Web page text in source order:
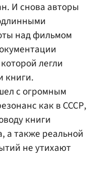
И снова авторы
над фильмом
легли
книги.
с огромным
как в СССР,
книги
а также реальной
не утихают